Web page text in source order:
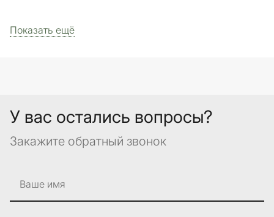
Показать ещё
У вас остались вопросы?
Закажите обратный звонок
Ваше имя